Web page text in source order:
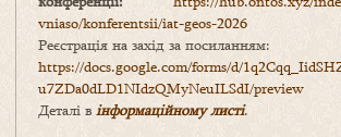
vniaso/konferentsii/iat-geos-2026
Реєстрація на захід за посиланням:
https://docs.google.com/forms/d/
u7ZDa0dLD1NIdzQMyNeuILSdI/preview
Деталі в інформаційному листі.